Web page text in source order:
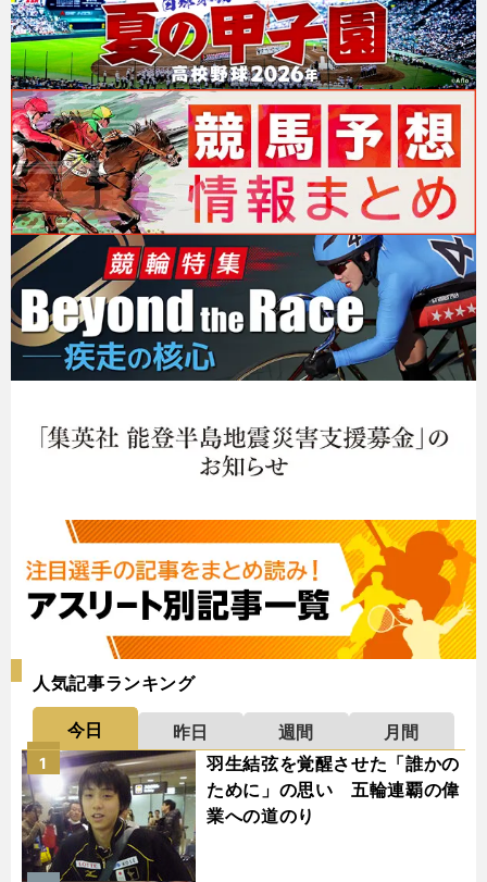
人気記事ランキング
今日 昨日 週間
月間
羽生結弦を覚醒させた「誰かの
ために」の思い 五輪連覇の偉
業への道のり
1